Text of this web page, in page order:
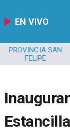
EN VIVO
PROVINCIA SAN
FELIPE